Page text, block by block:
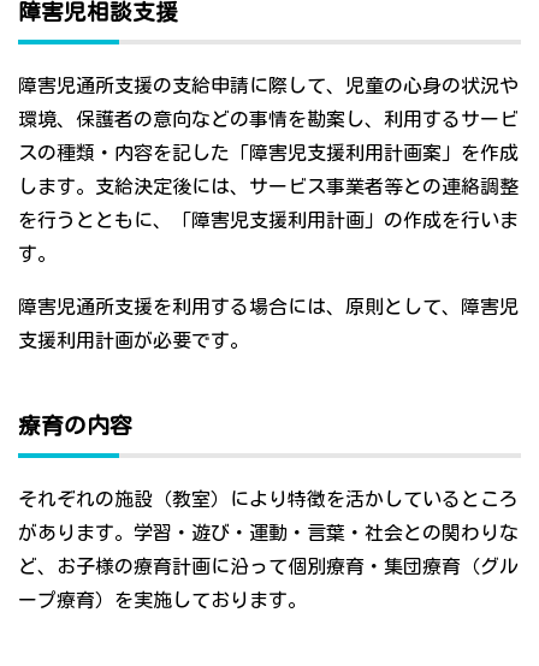
障害児相談支援
障害児通所支援の支給申請に際して、児童の心身の状況や
環境、保護者の意向などの事情を勘案し、利用するサービ
スの種類・内容を記した「障害児支援利用計画案」を作成
します。支給決定後には、サービス事業者等との連絡調整
を行うとともに、「障害児支援利用計画」の作成を行いま
す。
障害児通所支援を利用する場合には、原則として、障害児
支援利用計画が必要です。
療育の内容
それぞれの施設（教室）により特徴を活かしているところ
があります。学習・遊び・運動・言葉・社会との関わりな
ど、お子様の療育計画に沿って個別療育・集団療育（グル
ープ療育）を実施しております。